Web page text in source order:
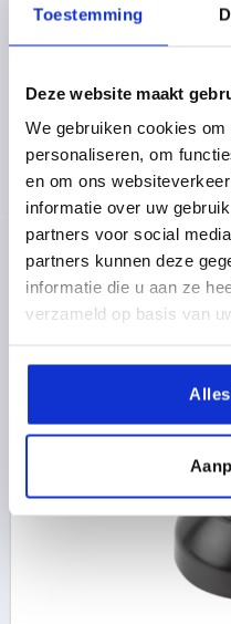
Toestemming
Deze website maakt
We gebruiken cookies
personaliseren, om
en om ons
informatie over uw
partners voor social
partners kunnen deze
informatie die u aan ze
verzameld op basis van
VOET GR.100, VORM:A
MATERIAAL
SCHOTELDIAMETER=99
BELASTBAARHEID MAX.
Bestelnummer: K0425.11001